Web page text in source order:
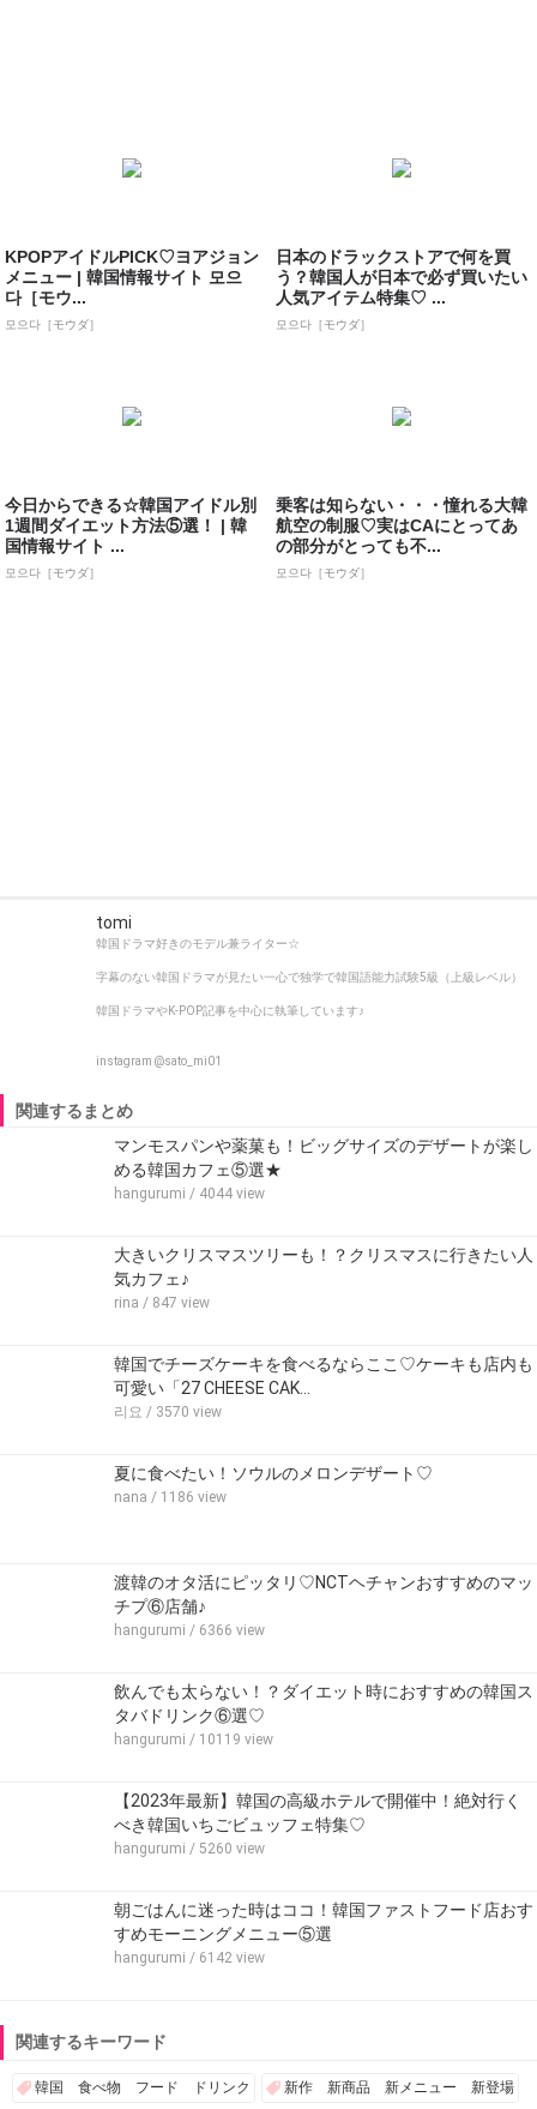
KPOPアイドルPICK♡ヨアジョン
メニュー | 韓国情報サイト 모으
다［モウ...
모으다［モウダ］
日本のドラックストアで何を買
う？韓国人が日本で必ず買いたい
人気アイテム特集♡ ...
모으다［モウダ］
今日からできる☆韓国アイドル別
1週間ダイエット方法⑤選！ | 韓
国情報サイト ...
모으다［モウダ］
乗客は知らない・・・憧れる大韓
航空の制服♡実はCAにとってあ
の部分がとっても不...
모으다［モウダ］
tomi
韓国ドラマ好きのモデル兼ライター☆
字幕のない韓国ドラマが見たい一心で独学で韓国語能力試験5級（上級レベル）
韓国ドラマやK-POP記事を中心に執筆しています♪
instagram @sato_mi01
関連するまとめ
マンモスパンや薬菓も！ビッグサイズのデザートが楽し
める韓国カフェ⑤選★
hangurumi / 4044 view
大きいクリスマスツリーも！？クリスマスに行きたい人
気カフェ♪
rina / 847 view
韓国でチーズケーキを食べるならここ♡ケーキも店内も
可愛い「27 CHEESE CAK…
리요 / 3570 view
夏に食べたい！ソウルのメロンデザート♡‬
nana / 1186 view
渡韓のオタ活にピッタリ♡NCTヘチャンおすすめのマッ
チプ⑥店舗♪
hangurumi / 6366 view
飲んでも太らない！？ダイエット時におすすめの韓国ス
タバドリンク⑥選♡
hangurumi / 10119 view
【2023年最新】韓国の高級ホテルで開催中！絶対行く
べき韓国いちごビュッフェ特集♡
hangurumi / 5260 view
朝ごはんに迷った時はココ！韓国ファストフード店おす
すめモーニングメニュー⑤選
hangurumi / 6142 view
関連するキーワード
韓国 食べ物 フード ドリンク 新作 新商品 新メニュー 新登場